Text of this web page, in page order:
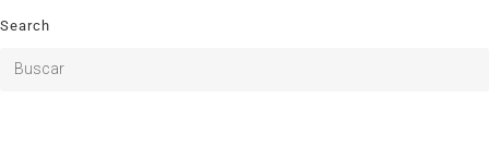
Search